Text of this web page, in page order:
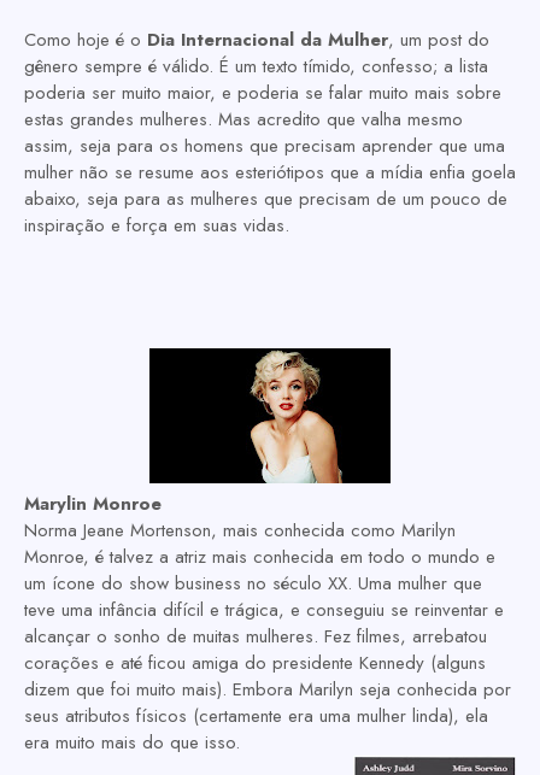
Como hoje é o Dia Internacional da Mulher, um post do
gênero sempre é válido. É um texto tímido, confesso; a lista
poderia ser muito maior, e poderia se falar muito mais sobre
estas grandes mulheres. Mas acredito que valha mesmo
assim, seja para os homens que precisam aprender que uma
mulher não se resume aos esteriótipos que a mídia enfia goela
abaixo, seja para as mulheres que precisam de um pouco de
inspiração e força em suas vidas.
Marylin Monroe
Norma Jeane Mortenson, mais conhecida como Marilyn
Monroe, é talvez a atriz mais conhecida em todo o mundo e
um ícone do show business no século XX. Uma mulher que
teve uma infância difícil e trágica, e conseguiu se reinventar e
alcançar o sonho de muitas mulheres. Fez filmes, arrebatou
corações e até ficou amiga do presidente Kennedy (alguns
dizem que foi muito mais). Embora Marilyn seja conhecida por
seus atributos físicos (certamente era uma mulher linda), ela
era muito mais do que isso.